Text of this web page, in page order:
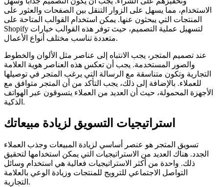
الاستخدام، مما يسهل على الزوار التنقل بين الصفحات والعثور على
المنتجات التي يبحثون عنها. يمكن استخدام القوالب المتاحة على
Shopify لتسهيل عملية التصميم، حيث توفر هذه القوالب خيارات
متعددة تناسب مختلف أنواع الأعمال.
عند تصميم المتجر، يجب الانتباه إلى عناصر مثل الألوان والخطوط
والصور المستخدمة. يجب أن تعكس هذه العناصر هوية العلامة
التجارية وتكون متناسقة مع الرسالة التي يرغب المتجر في توصيلها
للعملاء. بالإضافة إلى ذلك، يجب التأكد من أن المتجر متوافق مع
الأجهزة المحمولة، حيث أن العديد من العملاء يتسوقون عبر الهواتف
الذكية.
استراتيجيات التسويق لزيادة مبيعاتك
تسويق المتجر هو عنصر أساسي لزيادة المبيعات وجذب العملاء
الجدد. هناك العديد من الاستراتيجيات التي يمكن استخدامها لتحقيق
ذلك. واحدة من أكثر الاستراتيجيات فعالية هي استخدام وسائل
التواصل الاجتماعي للترويج للمنتجات وزيادة الوعي بالعلامة
التجارية.